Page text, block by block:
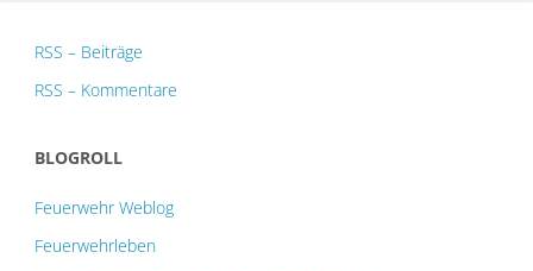
RSS – Beiträge
RSS – Kommentare
BLOGROLL
Feuerwehr Weblog
Feuerwehrleben